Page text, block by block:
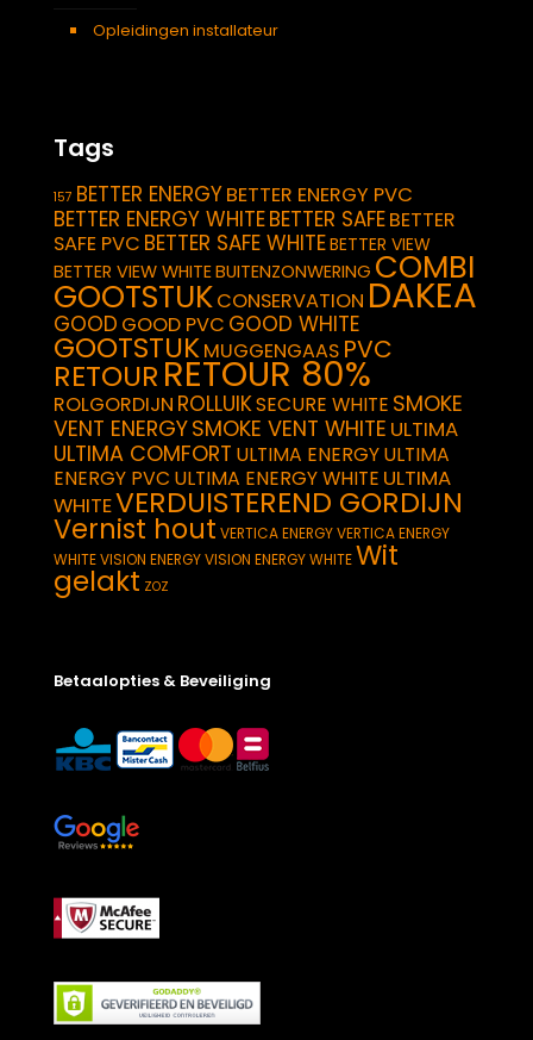
Opleidingen installateur
Tags
157 BETTER ENERGYBETTER ENERGY PVC
BETTER ENERGY WHITEBETTER SAFEBETTER
SAFE PVC BETTER SAFE WHITEBETTER VIEW
BETTER VIEW WHITEBUITENZONWERING COMBI
GOOTSTUKCONSERVATION DAKEA
GOOD GOOD PVC GOOD WHITE
GOOTSTUKMUGGENGAAS PVC
RETOUR RETOUR 80%
ROLGORDIJN ROLLUIKSECURE WHITE SMOKE
VENT ENERGYSMOKE VENT WHITE ULTIMA
ULTIMA COMFORT ULTIMA ENERGYULTIMA
ENERGY PVC ULTIMA ENERGY WHITE ULTIMA
WHITEVERDUISTEREND GORDIJN
Vernist hout VERTICA ENERGYVERTICA ENERGY
WHITEVISION ENERGYVISION ENERGY WHITEWit
gelakt ZOZ
Betaalopties & Beveiliging